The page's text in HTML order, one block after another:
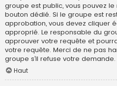
groupe est public, vous pouvez
bouton dédié. Si le groupe est
approbation, vous devez cliquer
approprié. Le responsable du
approuver votre requête et
votre requête. Merci de ne pas
groupe s’il refuse votre demande.
Haut